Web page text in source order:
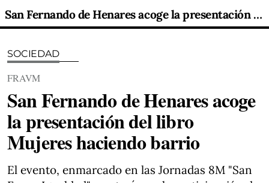
San Fernando de Henares acoge la presentación del libro Mujeres haciendo barrio
SOCIEDAD
FRAVM
San Fernando de Henares acoge
la presentación del libro
Mujeres haciendo barrio
El evento, enmarcado en las Jornadas 8M "San